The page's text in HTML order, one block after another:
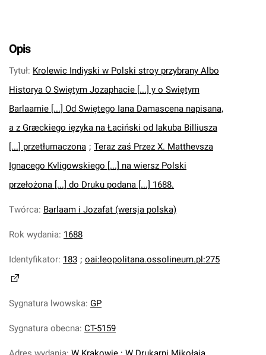
Opis
Tytuł: Krolewic Indiyski w Polski stroy przybrany Albo
Historya O Swiętym Jozaphacie [...] y o Swiętym
Barlaamie [...] Od Swiętego Iana Damascena napisana,
a z Græckiego ięzyka na Łaciński od Iakuba Billiusza
[...] przetłumaczona ; Teraz zaś Przez X. Matthevsza
Ignacego Kvligowskiego [...] na wiersz Polski
przełożona [...] do Druku podana [...] 1688.
Twórca: Barlaam i Jozafat (wersja polska)
Rok wydania: 1688
Identyfikator: 183 ; oai:leopolitana.ossolineum.pl:275
Sygnatura lwowska: GP
Sygnatura obecna: CT-5159